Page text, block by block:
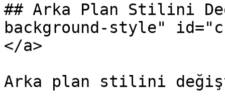
## Arka Plan Stilini
background-style"
</a>
Arka plan stilini